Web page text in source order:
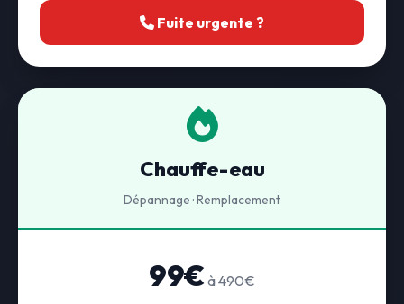
Fuite urgente ?
Chauffe-eau
Dépannage · Remplacement
99€ à 490€